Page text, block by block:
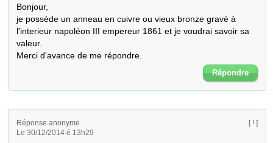
Bonjour,
je possède un anneau en cuivre ou vieux bronze gravé à
l'interieur napoléon III empereur 1861 et je voudrai savoir sa
valeur.
Merci d'avance de me répondre.
Répondre
Réponse anonyme
Le 30/12/2014 é 13h29
[ ! ]